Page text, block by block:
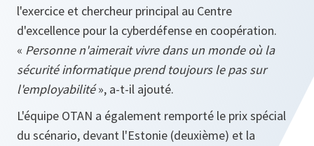
l'exercice et chercheur principal au Centre
d'excellence pour la cyberdéfense en coopération.
« Personne n'aimerait vivre dans un monde où la
sécurité informatique prend toujours le pas sur
l'employabilité», a-t-il ajouté.
L'équipe OTAN a également remporté le prix spécial
du scénario, devant l'Estonie (deuxième) et la